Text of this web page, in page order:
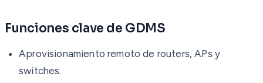
Funciones clave de GDMS
Aprovisionamiento remoto de routers, APs y
switches.